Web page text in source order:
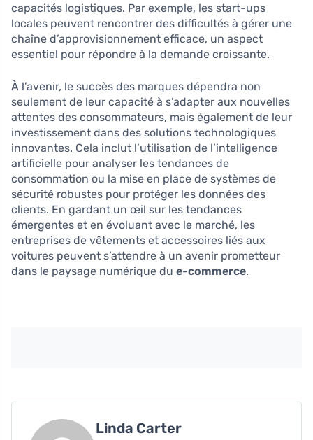
capacités logistiques. Par exemple, les start-ups
locales peuvent rencontrer des difficultés à gérer une
chaîne d’approvisionnement efficace, un aspect
essentiel pour répondre à la demande croissante.
À l’avenir, le succès des marques dépendra non
seulement de leur capacité à s’adapter aux nouvelles
attentes des consommateurs, mais également de leur
investissement dans des solutions technologiques
innovantes. Cela inclut l’utilisation de l’intelligence
artificielle pour analyser les tendances de
consommation ou la mise en place de systèmes de
sécurité robustes pour protéger les données des
clients. En gardant un œil sur les tendances
émergentes et en évoluant avec le marché, les
entreprises de vêtements et accessoires liés aux
voitures peuvent s’attendre à un avenir prometteur
dans le paysage numérique du e-commerce.
Linda Carter